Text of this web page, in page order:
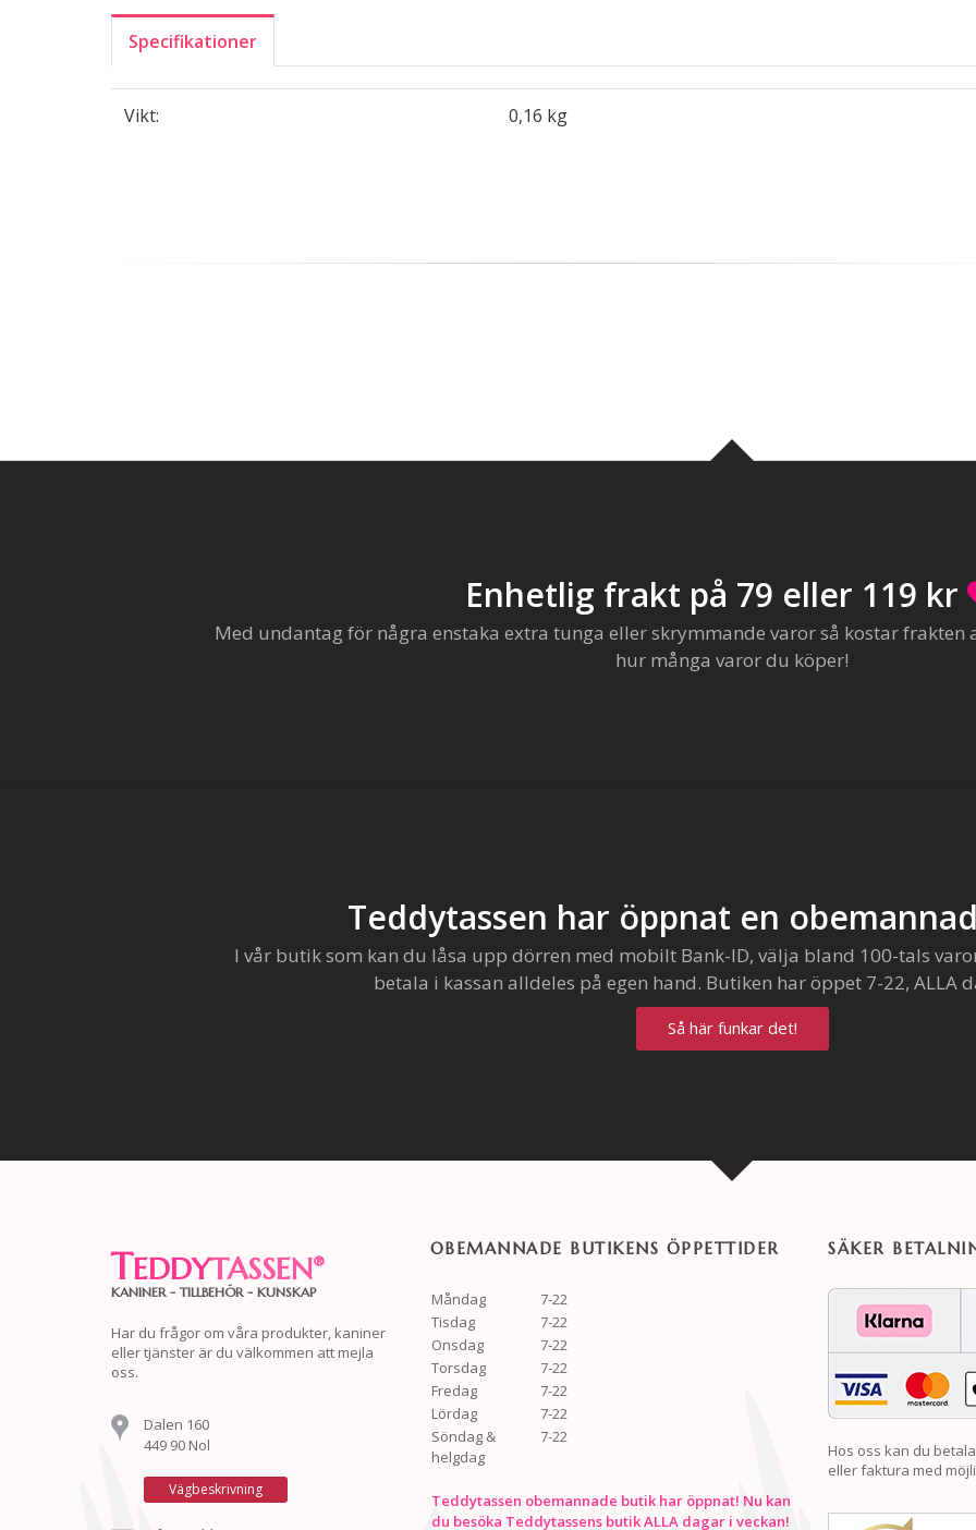
Specifikationer
Vikt: 0,16 kg
Enhetlig frakt på 79 eller 119 kr
Med undantag för några enstaka extra tunga eller skrymmande varor så kostar
hur många varor du köper!
Teddytassen har öppnat en
I vår butik som kan du låsa upp dörren med mobilt Bank-ID, välja bland 100-tals
betala i kassan alldeles på egen hand. Butiken har öppet 7-22, ALLA
Så här funkar det!
TEDDYTASSEN®
KANINER - TILLBEHÖR - KUNSKAP
Har du frågor om våra produkter, kaniner
eller tjänster är du välkommen att mejla
oss.
Dalen 160
449 90 Nol
Vägbeskrivning
OBEMANNADE BUTIKENS ÖPPETTIDER
Måndag
7-22
Tisdag
7-22
Onsdag
7-22
Torsdag
7-22
Fredag
7-22
Lördag
7-22
Söndag &
helgdag
7-22
Teddytassen obemannade butik har öppnat! Nu kan
du besöka Teddytassens butik ALLA dagar i veckan!
SÄKER
Hos oss kan du
eller faktura med